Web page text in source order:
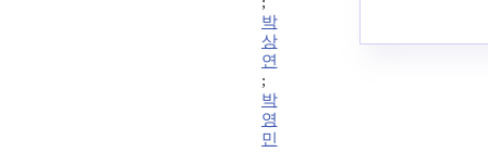
박
상
연
;
박
영
민